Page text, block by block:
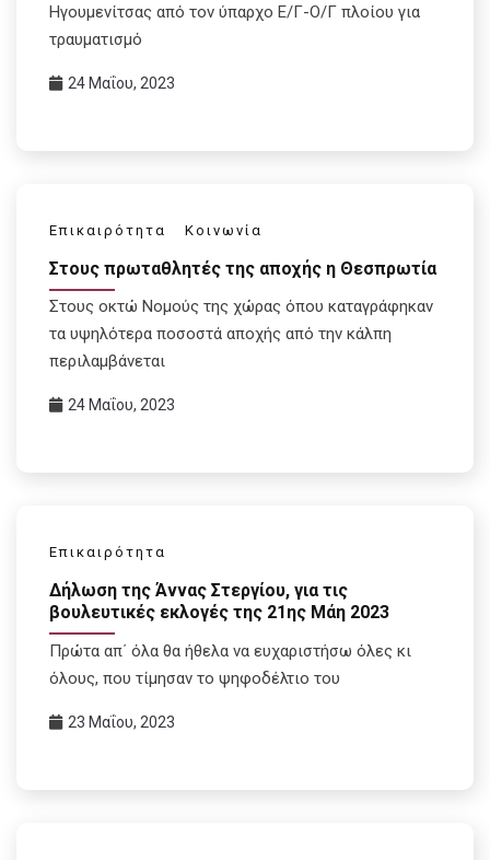
Ηγουμενίτσας από τον ύπαρχο Ε/Γ-Ο/Γ πλοίου για
τραυματισμό
24 Μαΐου, 2023
Επικαιρότητα Κοινωνία
Στους πρωταθλητές της αποχής η Θεσπρωτία
Στους οκτώ Νομούς της χώρας όπου καταγράφηκαν
τα υψηλότερα ποσοστά αποχής από την κάλπη
περιλαμβάνεται
24 Μαΐου, 2023
Επικαιρότητα
Δήλωση της Άννας Στεργίου, για τις
βουλευτικές εκλογές της 21ης Μάη 2023
Πρώτα απ΄ όλα θα ήθελα να ευχαριστήσω όλες κι
όλους, που τίμησαν το ψηφοδέλτιο του
23 Μαΐου, 2023